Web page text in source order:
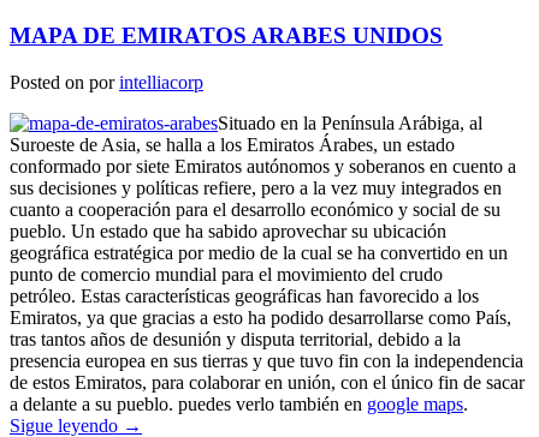
MAPA DE EMIRATOS ARABES UNIDOS
Posted on porintelliacorp
Situado en la Península Arábiga, al
Suroeste de Asia, se halla a los Emiratos Árabes, un estado
conformado por siete Emiratos autónomos y soberanos en cuento a
sus decisiones y políticas refiere, pero a la vez muy integrados en
cuanto a cooperación para el desarrollo económico y social de su
pueblo. Un estado que ha sabido aprovechar su ubicación
geográfica estratégica por medio de la cual se ha convertido en un
punto de comercio mundial para el movimiento del crudo
petróleo. Estas características geográficas han favorecido a los
Emiratos, ya que gracias a esto ha podido desarrollarse como País,
tras tantos años de desunión y disputa territorial, debido a la
presencia europea en sus tierras y que tuvo fin con la independencia
de estos Emiratos, para colaborar en unión, con el único fin de sacar
a delante a su pueblo. puedes verlo también en google maps.
Sigue leyendo →